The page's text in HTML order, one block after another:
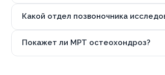
Какой отдел позвоночника
Покажет ли МРТ остеохондроз?